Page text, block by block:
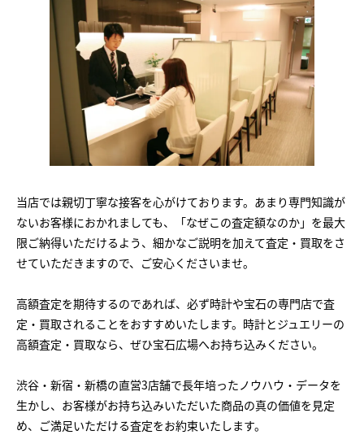
当店では親切丁寧な接客を心がけております。あまり専門知識が
ないお客様におかれましても、「なぜこの査定額なのか」を最大
限ご納得いただけるよう、細かなご説明を加えて査定・買取をさ
せていただきますので、ご安心くださいませ。
高額査定を期待するのであれば、必ず時計や宝石の専門店で査
定・買取されることをおすすめいたします。時計とジュエリーの
高額査定・買取なら、ぜひ宝石広場へお持ち込みください。
渋谷・新宿・新橋の直営3店舗で長年培ったノウハウ・データを
生かし、お客様がお持ち込みいただいた商品の真の価値を見定
め、ご満足いただける査定をお約束いたします。